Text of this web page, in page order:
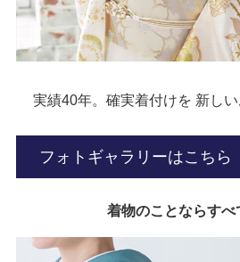
実績40年。確実着付けを 新しい
フォトギャラリーはこちら
着物のことならすべ